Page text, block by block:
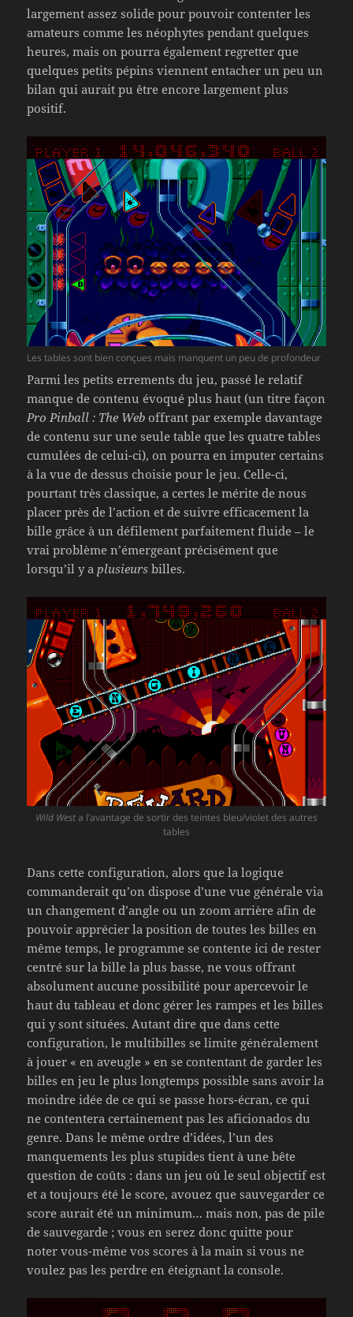
largement assez solide pour pouvoir contenter les
amateurs comme les néophytes pendant quelques
heures, mais on pourra également regretter que
quelques petits pépins viennent entacher un peu un
bilan qui aurait pu être encore largement plus
positif.
Les tables sont bien conçues mais manquent un peu de profondeur
Parmi les petits errements du jeu, passé le relatif
manque de contenu évoqué plus haut (un titre façon
Pro Pinball : The Web offrant par exemple davantage
de contenu sur une seule table que les quatre tables
cumulées de celui-ci), on pourra en imputer certains
à la vue de dessus choisie pour le jeu. Celle-ci,
pourtant très classique, a certes le mérite de nous
placer près de l’action et de suivre efficacement la
bille grâce à un défilement parfaitement fluide – le
vrai problème n’émergeant précisément que
lorsqu’il y a plusieurs billes.
Wild Westa l’avantage de sortir des teintes bleu/violet des autres
tables
Dans cette configuration, alors que la logique
commanderait qu’on dispose d’une vue générale via
un changement d’angle ou un zoom arrière afin de
pouvoir apprécier la position de toutes les billes en
même temps, le programme se contente ici de rester
centré sur la bille la plus basse, ne vous offrant
absolument aucune possibilité pour apercevoir le
haut du tableau et donc gérer les rampes et les billes
qui y sont situées. Autant dire que dans cette
configuration, le multibilles se limite généralement
à jouer « en aveugle » en se contentant de garder les
billes en jeu le plus longtemps possible sans avoir la
moindre idée de ce qui se passe hors-écran, ce qui
ne contentera certainement pas les aficionados du
genre. Dans le même ordre d’idées, l’un des
manquements les plus stupides tient à une bête
question de coûts : dans un jeu où le seul objectif est
et a toujours été le score, avouez que sauvegarder ce
score aurait été un minimum… mais non, pas de pile
de sauvegarde ; vous en serez donc quitte pour
noter vous-même vos scores à la main si vous ne
voulez pas les perdre en éteignant la console.